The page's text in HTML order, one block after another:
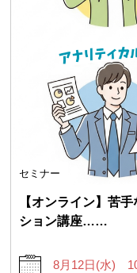
セミナー
【オンライン】苦
ション講座……
8月12日(水)